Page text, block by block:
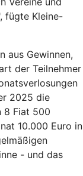
fügte Kleine-
aus Gewinnen,
der Teilnehmer
2025 die
8 Fiat 500
10.000 Euro in
- und das